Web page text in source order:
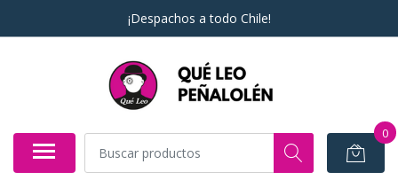
¡Despachos a todo Chile!
0